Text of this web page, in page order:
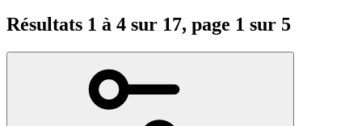
Résultats 1 à 4 sur 17, page 1 sur 5